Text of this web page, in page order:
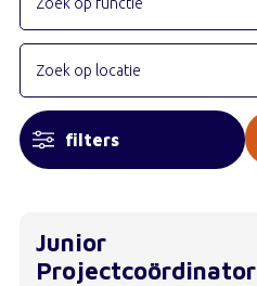
filters
Junior
Projectcoördinator